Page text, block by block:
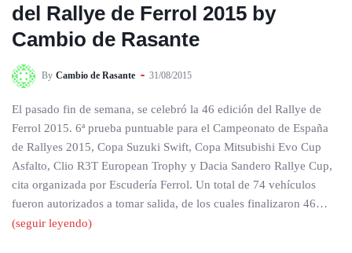
del Rallye de Ferrol 2015 by
Cambio de Rasante
By Cambio de Rasante 31/08/2015
El pasado fin de semana, se celebró la 46 edición del Rallye de
Ferrol 2015. 6ª prueba puntuable para el Campeonato de España
de Rallyes 2015, Copa Suzuki Swift, Copa Mitsubishi Evo Cup
Asfalto, Clio R3T European Trophy y Dacia Sandero Rallye Cup,
cita organizada por Escudería Ferrol. Un total de 74 vehículos
fueron autorizados a tomar salida, de los cuales finalizaron 46…
(seguir leyendo)